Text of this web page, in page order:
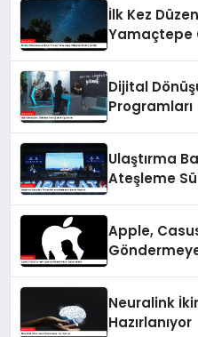
İlk Kez
Yamaçtepe
Dijital
Programları
Ulaştırma
Ateşleme
Apple,
Neuralink
Hazırlanıyor